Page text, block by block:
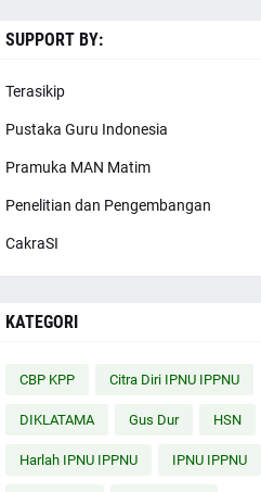
SUPPORT BY:
Terasikip
Pustaka Guru Indonesia
Pramuka MAN Matim
Penelitian dan Pengembangan
CakraSI
KATEGORI
CBP KPP Citra Diri IPNU IPPNU
DIKLATAMA Gus Dur HSN
Harlah IPNU IPPNU IPNU IPPNU